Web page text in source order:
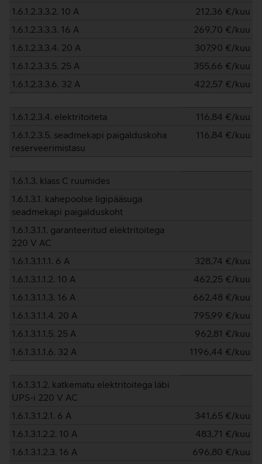
1.6.1.2.3.3.2. 10 A
212,36 €/kuu
1.6.1.2.3.3.3. 16 A
269,70 €/kuu
1.6.1.2.3.3.4. 20 A
307,90 €/kuu
1.6.1.2.3.3.5. 25 A
355,66 €/kuu
1.6.1.2.3.3.6. 32 A
422,57 €/kuu
1.6.1.2.3.4. elektritoiteta 116,84 €/kuu
1.6.1.2.3.5. seadmekapi paigalduskoha
reserveerimistasu
116,84 €/kuu
1.6.1.3. klass C ruumides
1.6.1.3.1. kahepoolse ligipääsuga
seadmekapi paigalduskoht
1.6.1.3.1.1. garanteeritud elektritoitega
220 V AC
1.6.1.3.1.1.1. 6 A
328,74 €/kuu
1.6.1.3.1.1.2. 10 A
462,25 €/kuu
1.6.1.3.1.1.3. 16 A
662,48 €/kuu
1.6.1.3.1.1.4. 20 A
795,99 €/kuu
1.6.1.3.1.1.5. 25 A
962,81 €/kuu
1.6.1.3.1.1.6. 32 A
1196,44 €/kuu
1.6.1.3.1.2. katkematu elektritoitega läbi
UPS-i 220 V AC
1.6.1.3.1.2.1. 6 A
341,65 €/kuu
1.6.1.3.1.2.2. 10 A
483,71 €/kuu
1.6.1.3.1.2.3. 16 A
696,80 €/kuu